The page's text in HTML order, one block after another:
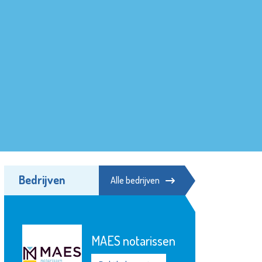
Bedrijven Alle bedrijven
MAES notarissen